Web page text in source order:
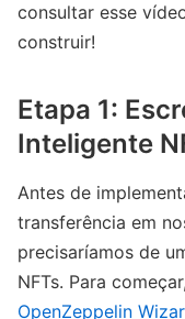
consultar esse
construir!
Etapa 1:
Inteligente
Antes de
transferência em
precisaríamos de
NFTs. Para
OpenZeppelin